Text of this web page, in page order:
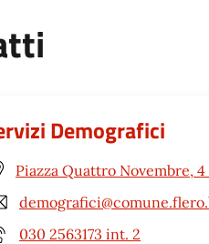
Demografici
Piazza Quattro Novembre,
030 2563173 int. 2